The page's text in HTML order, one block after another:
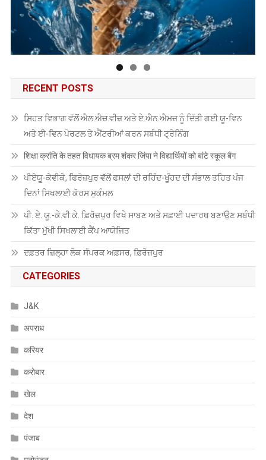
RECENT POSTS
ਸਿਹਤ ਵਿਭਾਗ ਵੱਲੋਂ ਐਲ.ਐਚ.ਵੀਜ਼ ਅਤੇ ਏ.ਐਨ.ਐਮਜ਼ ਨੂੰ ਦਿੱਤੀ ਗਈ ਯੂ-ਵਿਨ
ਅਤੇ ਈ-ਵਿਨ ਪੋਰਟਲ ਤੇ ਐਂਟਰੀਆਂ ਕਰਨ ਸਬੰਧੀ ਟ੍ਰੇਨਿੰਗ
शिक्षा क्रांति के तहत विधायक ब्रम शंकर जिंपा ने विद्यार्थियों को बांटे स्कूल बैग
ਪੀਏਯੂੑ-ਕੇਵੀਕੇ, ਫਿਰੋਜ਼ਪੁਰ ਵੱਲੋਂ ਫਸਲਾਂ ਦੀ ਰਹਿੰਦ-ਖੂੰਹਦ ਦੀ ਸੰਭਾਲ ਤਹਿਤ ਪੰਜ
ਦਿਨਾਂ ਸਿਖਲਾਈ ਕੋਰਸ ਮੁਕੰਮਲ
ਪੀ. ਏ. ਯੂ.-ਕੇ.ਵੀ.ਕੇ. ਫ਼ਿਰੋਜ਼ਪੁਰ ਵਿਖੇ ਸਾਬਣ ਅਤੇ ਸਫ਼ਾਈ ਪਦਾਰਥ ਬਣਾਉਣ ਸਬੰਧੀ
ਕਿੱਤਾ ਮੁੱਖੀ ਸਿਖਲਾਈ ਕੈਂਪ ਆਯੋਜਿਤ
ਦਫ਼ਤਰ ਜ਼ਿਲ੍ਹਾ ਲੋਕ ਸੰਪਰਕ ਅਫ਼ਸਰ, ਫ਼ਿਰੋਜ਼ਪੁਰ
CATEGORIES
J&K
अपराध
करियर
करोबार
खेल
देश
पंजाब